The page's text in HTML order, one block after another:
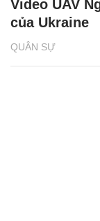
QUÂN SỰ
Video UAV
của Ukraine